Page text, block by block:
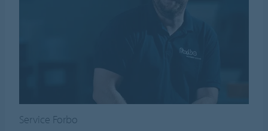
Service Forbo